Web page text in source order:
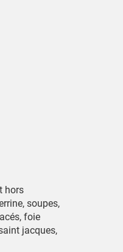
hors
soupes,
foie
jacques,